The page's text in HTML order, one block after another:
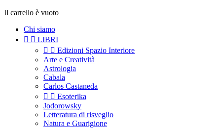
Il carrello è vuoto
Chi siamo
  LIBRI
  Edizioni Spazio Interiore
Arte e Creatività
Astrologia
Cabala
Carlos Castaneda
  Esoterika
Jodorowsky
Letteratura di risveglio
Natura e Guarigione